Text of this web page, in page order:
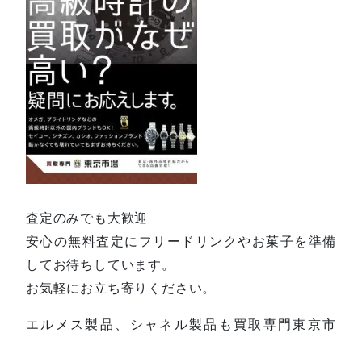
査定のみでも大歓迎
安心の無料査定にフリードリンクやお菓子を準備
してお待ちしています。
お気軽にお立ち寄りください。
エルメス製品、シャネル製品も買取専門東京市